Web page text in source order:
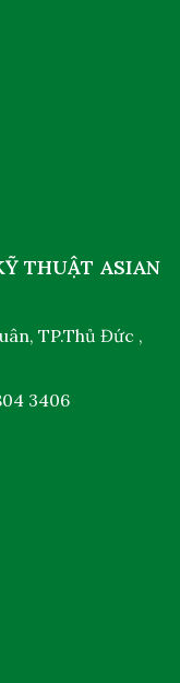
THUẬT ASIAN
TP.Thủ Đức ,
3406